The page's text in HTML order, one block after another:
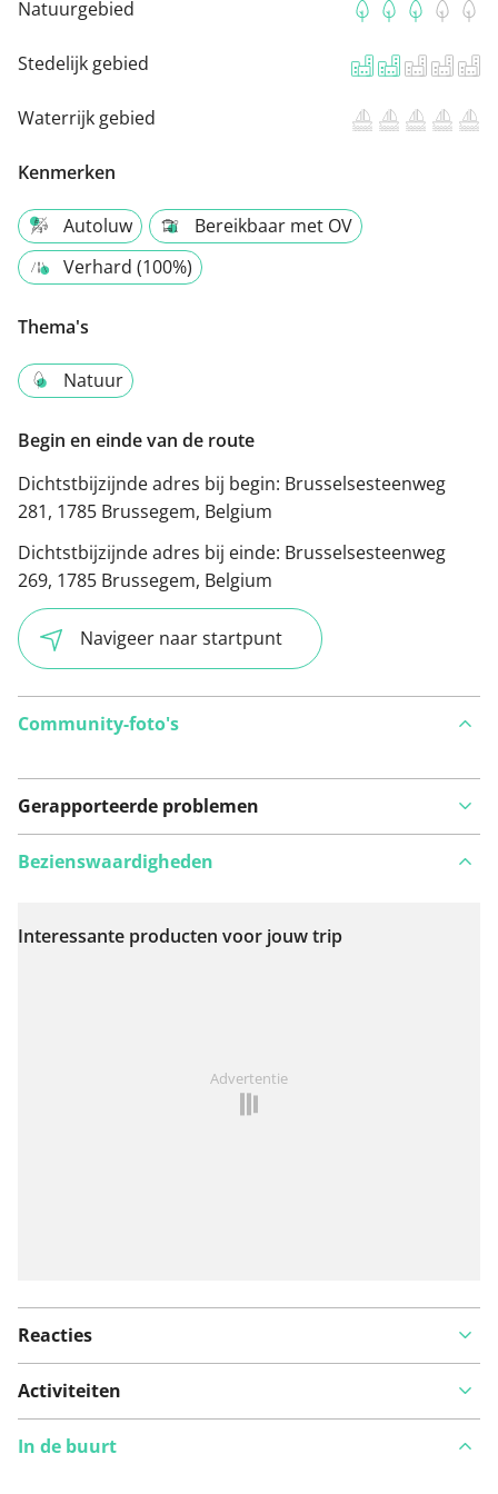
Natuurgebied
Stedelijk gebied
Waterrijk gebied
Kenmerken
Autoluw
Bereikbaar met OV
Verhard (100%)
Thema's
Natuur
Begin en einde van de route
Dichtstbijzijnde adres bij begin: Brusselsesteenweg
281, 1785 Brussegem, Belgium
Dichtstbijzijnde adres bij einde: Brusselsesteenweg
269, 1785 Brussegem, Belgium
Navigeer naar startpunt
Community-foto's
Gerapporteerde problemen
Bekijk op kaart
Bezienswaardigheden
Interessante producten voor jouw trip
Advertentie
Reacties
Activiteiten
In de buurt